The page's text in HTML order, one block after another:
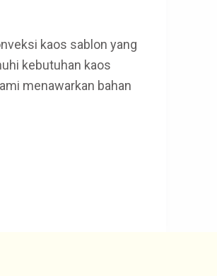
kaos sablon yang
kebutuhan kaos
menawarkan bahan